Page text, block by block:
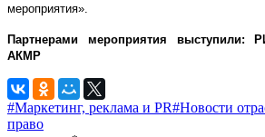
мероприятия».
Партнерами мероприятия выступили:
АКМР
#Маркетинг, реклама и PR#Новости
право